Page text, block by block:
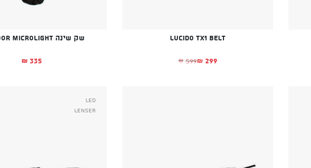
Lucido TX1 belt
₪ 599
המחיר המקורי היה: ₪599.₪ 299 המחיר הנוכחי הוא: ₪299.
שק שינה OUTDOOR Microlight
₪ 335
Led
Lenser